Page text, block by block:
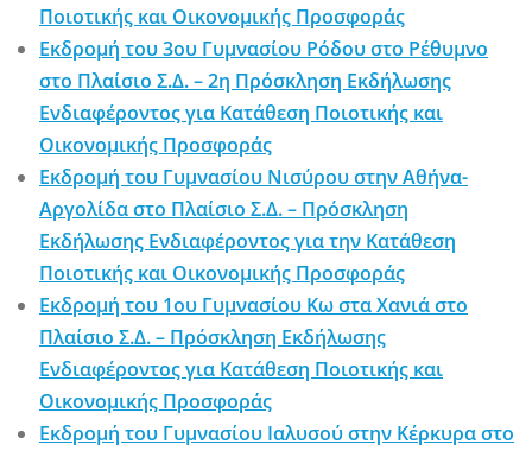
Ποιοτικής και Οικονομικής Προσφοράς
Εκδρομή του 3ου Γυμνασίου Ρόδου στο Ρέθυμνο
στο Πλαίσιο Σ.Δ. – 2η Πρόσκληση Εκδήλωσης
Ενδιαφέροντος για Κατάθεση Ποιοτικής και
Οικονομικής Προσφοράς
Εκδρομή του Γυμνασίου Νισύρου στην Αθήνα-
Αργολίδα στο Πλαίσιο Σ.Δ. – Πρόσκληση
Εκδήλωσης Ενδιαφέροντος για την Κατάθεση
Ποιοτικής και Οικονομικής Προσφοράς
Εκδρομή του 1ου Γυμνασίου Κω στα Χανιά στο
Πλαίσιο Σ.Δ. – Πρόσκληση Εκδήλωσης
Ενδιαφέροντος για Κατάθεση Ποιοτικής και
Οικονομικής Προσφοράς
Εκδρομή του Γυμνασίου Ιαλυσού στην Κέρκυρα στο